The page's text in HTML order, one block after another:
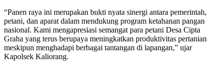
“Panen raya ini merupakan bukti nyata sinergi antara pemerintah,
petani, dan aparat dalam mendukung program ketahanan pangan
nasional. Kami mengapresiasi semangat para petani Desa Cipta
Graha yang terus berupaya meningkatkan produktivitas pertanian
meskipun menghadapi berbagai tantangan di lapangan,” ujar
Kapolsek Kaliorang.